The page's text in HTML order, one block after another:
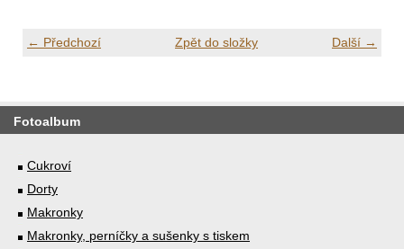
← Předchozí Další →
Zpět do složky
Fotoalbum
Cukroví
Dorty
Makronky
Makronky, perníčky a sušenky s tiskem